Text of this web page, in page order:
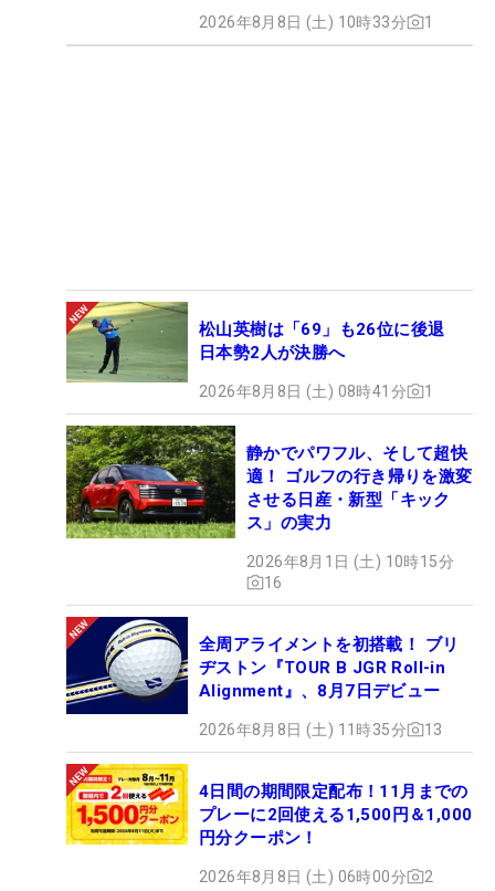
2026年8月8日 (土) 10時33分 1
松山英樹は「69」も26位に後退
日本勢2人が決勝へ
2026年8月8日 (土) 08時41分 1
静かでパワフル、そして超快
適！ ゴルフの行き帰りを激変
させる日産・新型「キック
ス」の実力
2026年8月1日 (土) 10時15分
16
全周アライメントを初搭載！ ブリ
ヂストン『TOUR B JGR Roll-in
Alignment』、8月7日デビュー
2026年8月8日 (土) 11時35分 13
4日間の期間限定配布！11月までの
プレーに2回使える1,500円＆1,000
円分クーポン！
2026年8月8日 (土) 06時00分 2